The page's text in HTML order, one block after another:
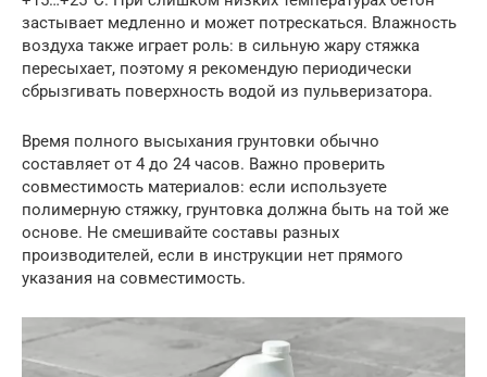
застывает медленно и может потрескаться. Влажность
воздуха также играет роль: в сильную жару стяжка
пересыхает, поэтому я рекомендую периодически
сбрызгивать поверхность водой из пульверизатора.
Время полного высыхания грунтовки обычно
составляет от 4 до 24 часов. Важно проверить
совместимость материалов: если используете
полимерную стяжку, грунтовка должна быть на той же
основе. Не смешивайте составы разных
производителей, если в инструкции нет прямого
указания на совместимость.